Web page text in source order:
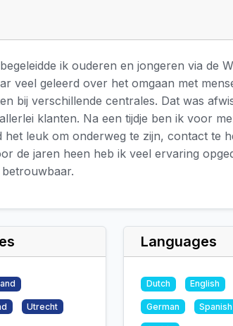
ik ouderen en jongeren via de
veel geleerd over het omgaan met
bij verschillende centrales. Dat was
klanten. Na een tijdje ben ik voor
leuk om onderweg te zijn, contact te
de jaren heen heb ik veel ervaring
Utrecht
Languages
Dutch English
German Spanish